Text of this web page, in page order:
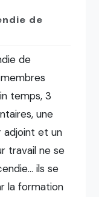
de
de
temps, 3
une
adjoint et un
travail ne se
ils se
la formation